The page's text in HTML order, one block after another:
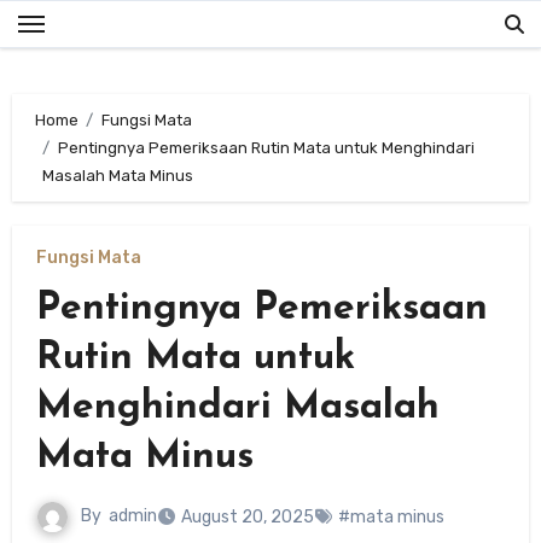
Skip
to
Home
Fungsi Mata
Pentingnya Pemeriksaan Rutin Mata untuk Menghindari
Masalah Mata Minus
Fungsi Mata
Pentingnya Pemeriksaan
Rutin Mata untuk
Menghindari Masalah
Mata Minus
By admin August 20, 2025 #mata minus